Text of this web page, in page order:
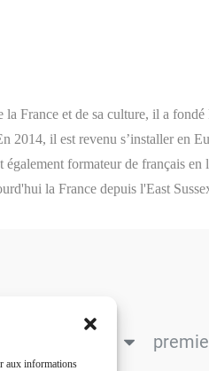
aux informations
France et de sa culture, il a
2014, il est revenu s’installer en
formateur de français en
la France depuis l'East